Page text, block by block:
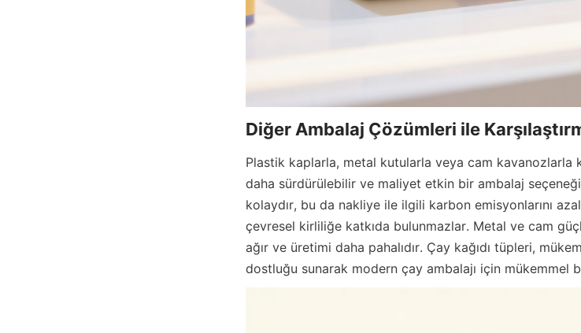
Diğer Ambalaj Çözümleri ile
Plastik kaplarla, metal kutularla veya cam kavanozlarla
daha sürdürülebilir ve maliyet etkin bir ambalaj
kolaydır, bu da nakliye ile ilgili karbon emisyonlarını
çevresel kirliliğe katkıda bulunmazlar. Metal ve cam
ağır ve üretimi daha pahalıdır. Çay kağıdı tüpleri,
dostluğu sunarak modern çay ambalajı için mükemmel